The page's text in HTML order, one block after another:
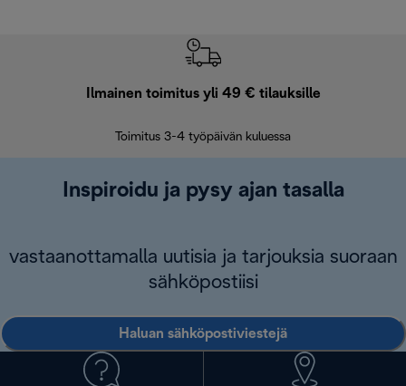
Ilmainen toimitus yli 49 € tilauksille
Toimitus 3-4 työpäivän kuluessa
Inspiroidu ja pysy ajan tasalla
vastaanottamalla uutisia ja tarjouksia suoraan
sähköpostiisi
Haluan sähköpostiviestejä